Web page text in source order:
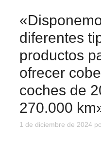
diferentes
productos
ofrecer
coches de
270.000
1 de diciembre de 2024